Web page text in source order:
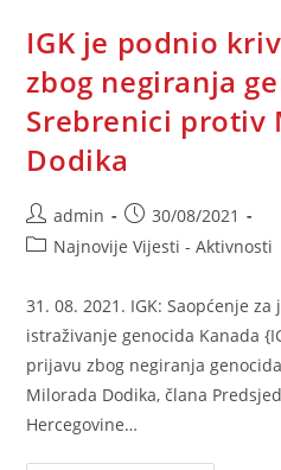
IGK je podnio
zbog negiranja
Srebrenici protiv
Dodika
Post
author:
admin
Post
published:
30/08/2021
PostNajnovije Vijesti - Aktivnosti
31. 08. 2021. IGK: Saopćenje
istraživanje genocida Kanada
prijavu zbog negiranja
Milorada Dodika, člana
Hercegovine…